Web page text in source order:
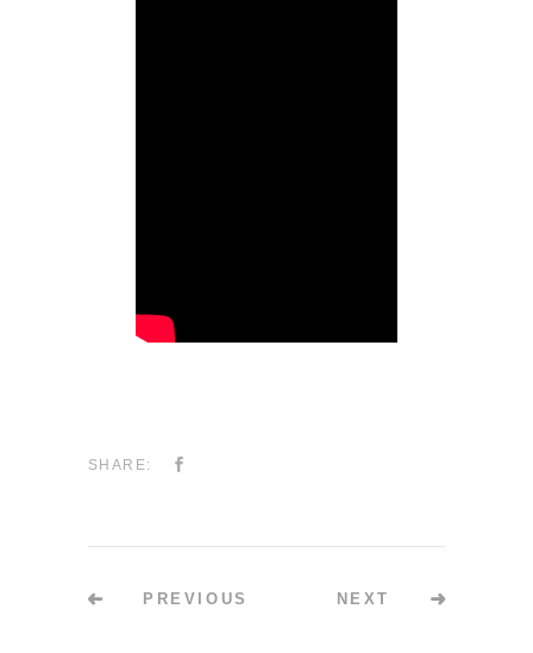
SHARE:
PREVIOUS NEXT